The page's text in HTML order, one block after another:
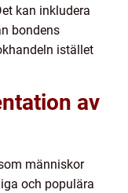
kan inkludera
bondens
istället
av
människor
och populära